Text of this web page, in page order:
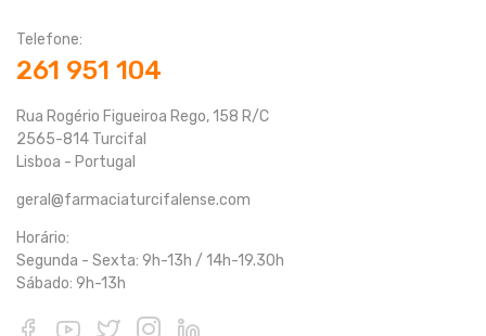
Telefone:
261 951 104
Rua Rogério Figueiroa Rego, 158 R/C
2565-814 Turcifal
Lisboa - Portugal
geral@farmaciaturcifalense.com
Horário:
Segunda - Sexta: 9h-13h / 14h-19.30h
Sábado: 9h-13h